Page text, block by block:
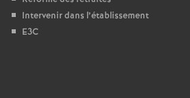
é
Intervenir dans l’établissement
E3C